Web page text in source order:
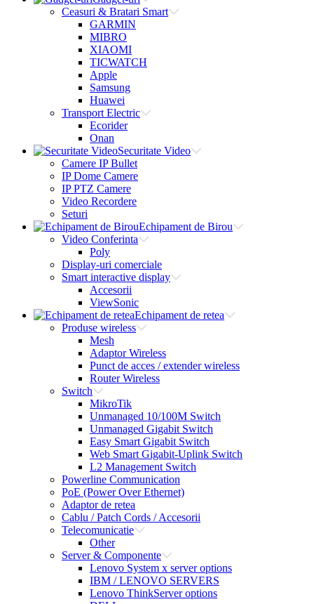
Ceasuri & Bratari Smart
GARMIN
MIBRO
XIAOMI
TICWATCH
Apple
Samsung
Huawei
Transport Electric
Ecorider
Onan
Securitate Video
Camere IP Bullet
IP Dome Camere
IP PTZ Camere
Video Recordere
Seturi
Echipament de Birou
Video Conferinta
Poly
Display-uri comerciale
Smart interactive display
Accesorii
ViewSonic
Echipament de retea
Produse wireless
Mesh
Adaptor Wireless
Punct de acces / extender wireless
Router Wireless
Switch
MikroTik
Unmanaged 10/100M Switch
Unmanaged Gigabit Switch
Easy Smart Gigabit Switch
Web Smart Gigabit-Uplink Switch
L2 Management Switch
Powerline Communication
PoE (Power Over Ethernet)
Adaptor de retea
Cablu / Patch Cords / Accesorii
Telecomunicatie
Other
Server & Componente
Lenovo System x server options
IBM / LENOVO SERVERS
Lenovo ThinkServer options